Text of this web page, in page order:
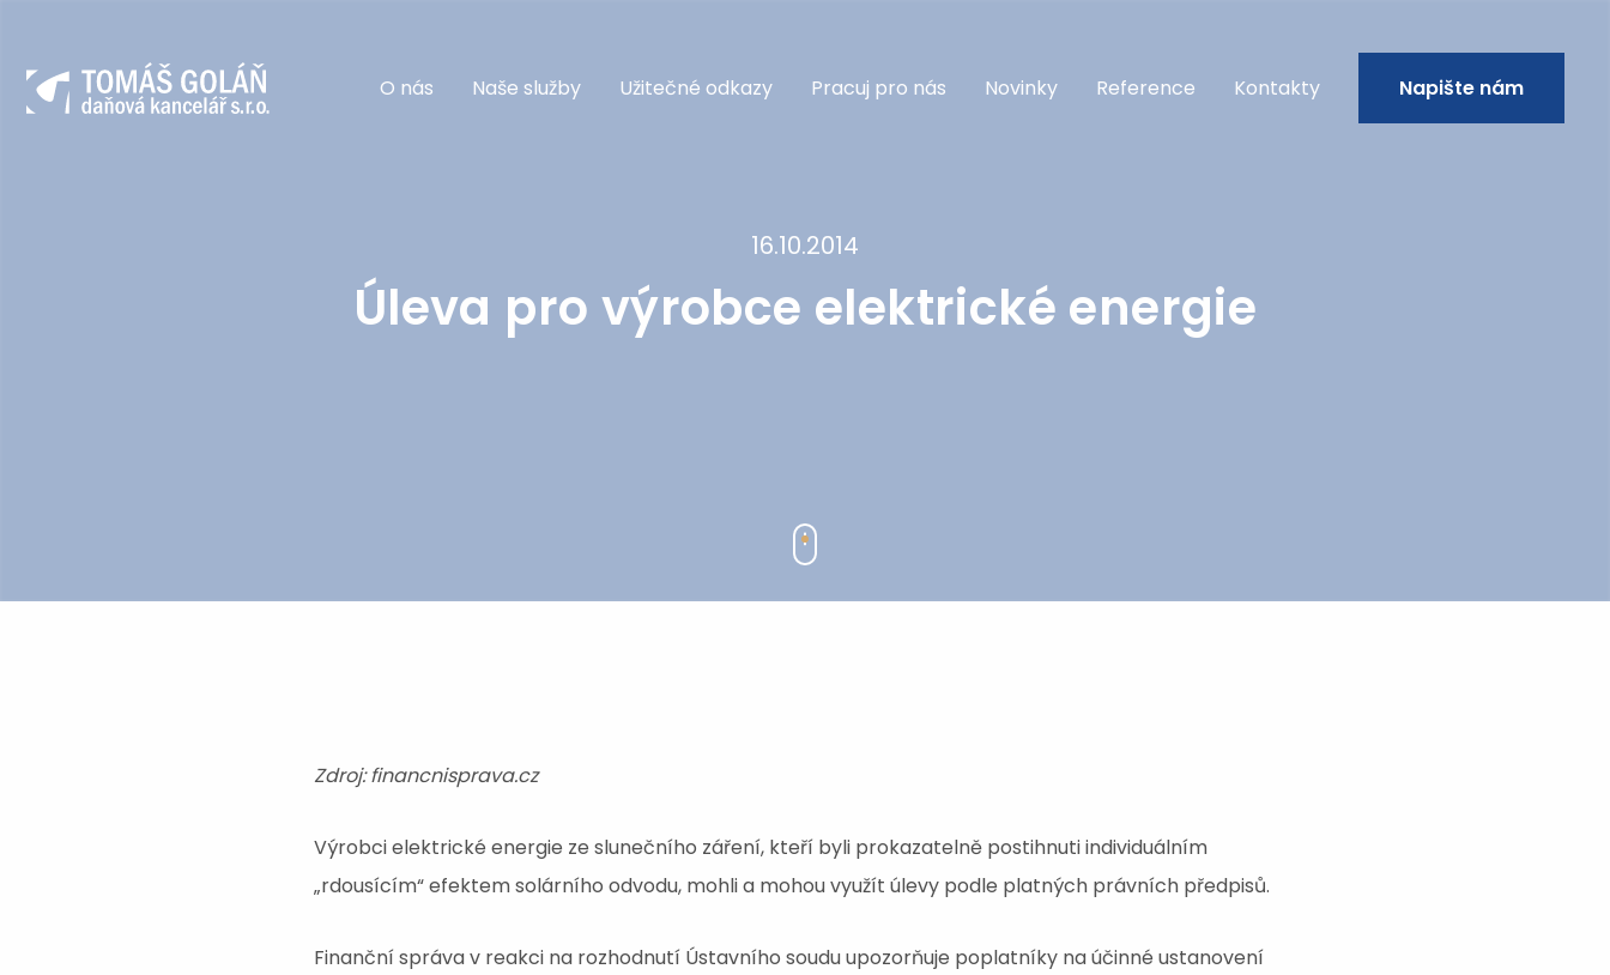
O nás Naše služby Užitečné odkazy Pracuj pro nás Novinky Reference Kontakty Napište nám
16.10.2014
Úleva pro výrobce elektrické energie
Zdroj: financnisprava.cz
Výrobci elektrické energie ze slunečního záření, kteří byli prokazatelně postihnuti individuálním
„rdousícím“ efektem solárního odvodu, mohli a mohou využít úlevy podle platných právních předpisů.
Finanční správa v reakci na rozhodnutí Ústavního soudu upozorňuje poplatníky na účinné ustanovení